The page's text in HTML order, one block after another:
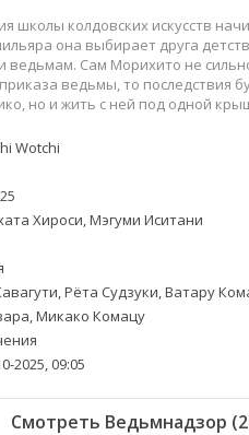
школы колдовских искусств
она выбирает друга
ведьмам. Сам Морихито не
ведьмы, то последствия
но и жить с ней под одной
Wotchi
Хироси, Мэгуми Иситани
Рёта Судзуки, Ватару
Микако Комацу
2025, 09:05
Смотреть Ведьмнадзор